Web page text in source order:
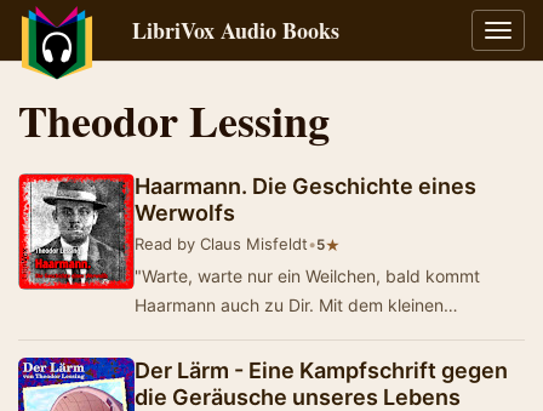
LibriVox Audio Books
Theodor Lessing
Haarmann. Die Geschichte eines
Werwolfs
Read by Claus Misfeldt•5★
"Warte, warte nur ein Weilchen, bald kommt
Haarmann auch zu Dir. Mit dem kleinen
So…
Der Lärm - Eine Kampfschrift gegen
die Geräusche unseres Lebens